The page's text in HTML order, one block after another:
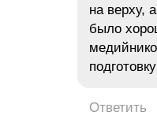
на верху,
было
Ответить